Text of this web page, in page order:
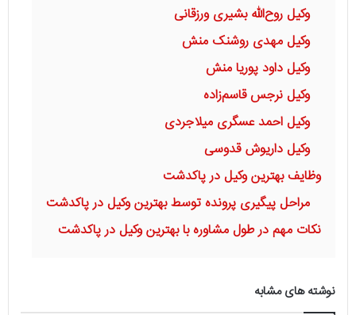
وکیل روح‌الله بشیری ورزقانی
وکیل مهدی روشنک منش
وکیل داود پوریا منش
وکیل نرجس قاسم‌زاده
وکیل احمد عسگری میلاجردی
وکیل داریوش قدوسی
وظایف بهترین وکیل در پاکدشت
مراحل پیگیری پرونده توسط بهترین وکیل در پاکدشت
نکات مهم در طول مشاوره با بهترین وکیل در پاکدشت
نوشته های مشابه